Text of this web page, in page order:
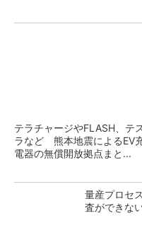
テラチャージやFLASH、テ
ラなど 熊本地震によるEV
電器の無償開放拠点まと...
量産プロセ
査ができな